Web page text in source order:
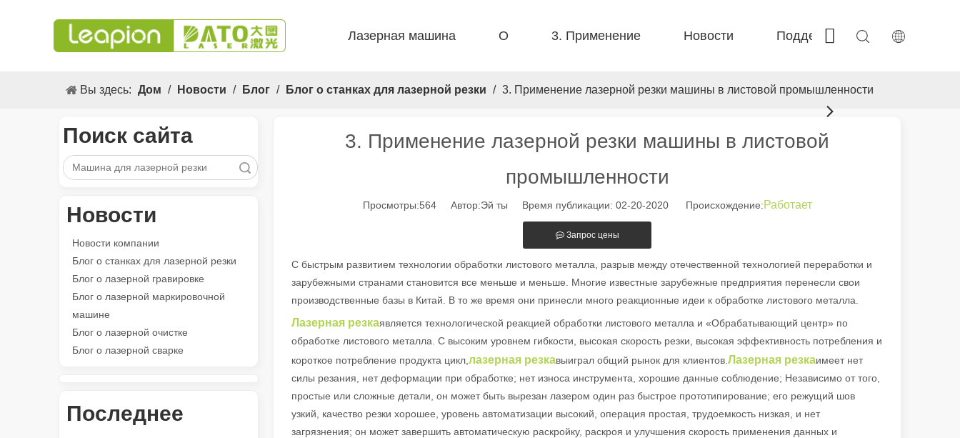
Лазерная машина О 3. Применение Новости Поддерживать
Вы здесь: Дом / Новости / Блог / Блог о станках для лазерной резки / 3. Применение лазерной резки машины в листовой промышленности
Поиск сайта
Поиск
Новости
Новости компании
Блог о станках для лазерной резки
Блог о лазерной гравировке
Блог о лазерной маркировочной
машине
Блог о лазерной очистке
Блог о лазерной сварке
Последнее
Универсальные 3. Применение и выдающиеся особенности лазерных маркировок. Их широкое использование в различных отраслях CA
3. Применение лазерной резки машины в листовой
промышленности
Просмотры:564Автор:Эй ты Время публикации: 02-20-2020 Происхождение:Работает
Запрос цены
С быстрым развитием технологии обработки листового металла, разрыв между отечественной технологией переработки и
зарубежными странами становится все меньше и меньше. Многие известные зарубежные предприятия перенесли свои
производственные базы в Китай. В то же время они принесли много реакционные идеи к обработке листового металла.
Лазерная резкаявляется технологической реакцией обработки листового металла и «Обрабатывающий центр» по
обработке листового металла. С высоким уровнем гибкости, высокая скорость резки, высокая эффективность потребления и
короткое потребление продукта цикл, лазерная резкавыиграл общий рынок для клиентов. Лазерная резкаимеет нет
силы резания, нет деформации при обработке; нет износа инструмента, хорошие данные соблюдение; Независимо от того,
простые или сложные детали, он может быть вырезан лазером один раз быстрое прототипирование; его режущий шов
узкий, качество резки хорошее, уровень автоматизации высокий, операция простая, трудоемкость низкая, и нет
загрязнения; он может завершить автоматическую раскройку, раскроя и улучшения скорость применения данных и